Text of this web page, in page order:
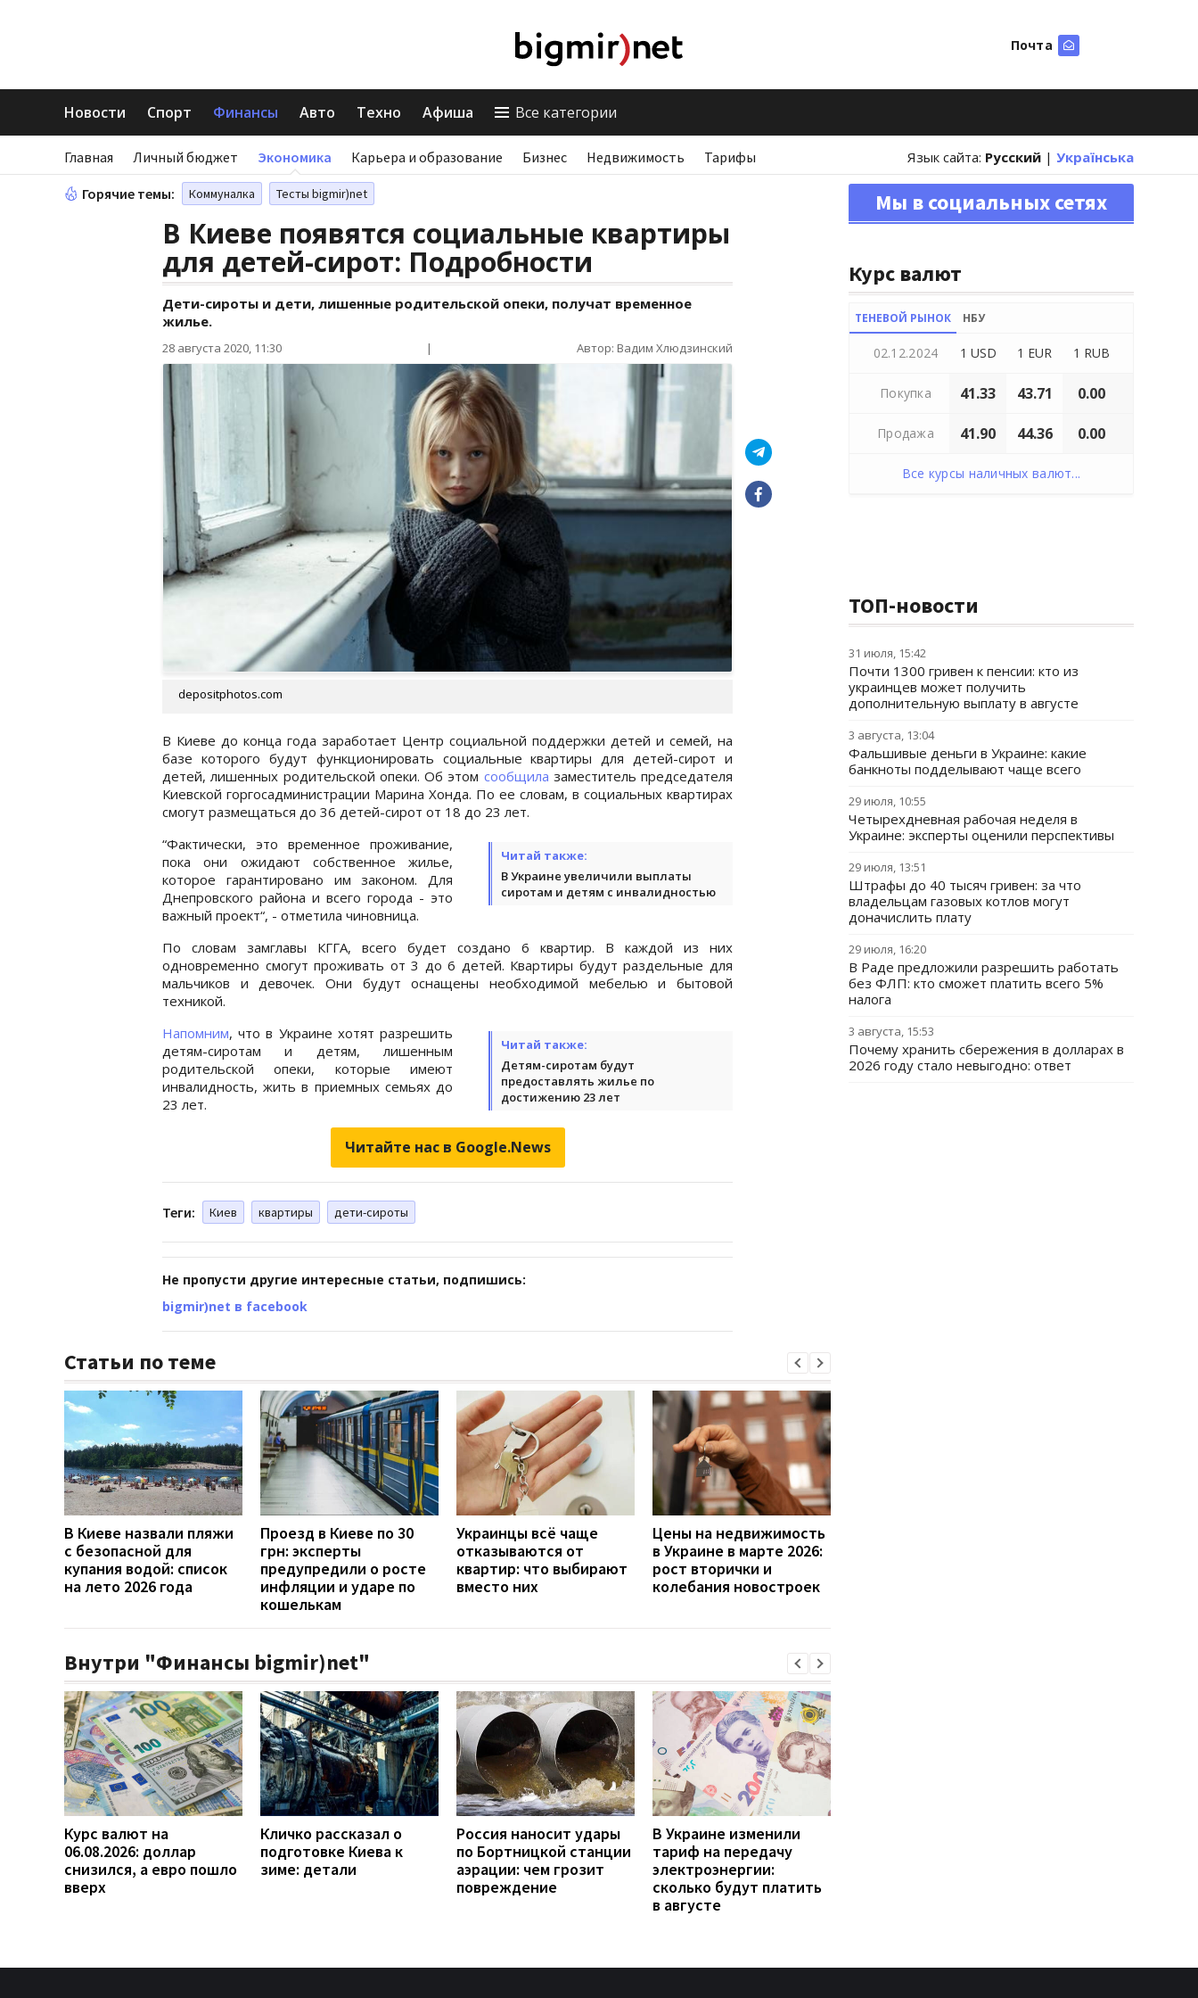
Почта
Новости Спорт Финансы Авто Техно Афиша Все категории
Главная Личный бюджет Экономика Карьера и образование Бизнес Недвижимость Тарифы Язык сайта: Русский | Українська
Горячие темы: Коммуналка Тесты bigmir)net
В Киеве появятся социальные квартиры
для детей-сирот: Подробности
Дети-сироты и дети, лишенные родительской опеки, получат временное
жилье.
28 августа 2020, 11:30 | Автор: Вадим Хлюдзинский
depositphotos.com
В Киеве до конца года заработает Центр социальной поддержки детей и семей, на
базе которого будут функционировать социальные квартиры для детей-сирот и
детей, лишенных родительской опеки. Об этом сообщила заместитель председателя
Киевской горгосадминистрации Марина Хонда. По ее словам, в социальных квартирах
смогут размещаться до 36 детей-сирот от 18 до 23 лет.
Читай также:
В Украине увеличили выплаты
сиротам и детям с инвалидностью
“Фактически, это временное проживание,
пока они ожидают собственное жилье,
которое гарантировано им законом. Для
Днепровского района и всего города - это
важный проект“, - отметила чиновница.
По словам замглавы КГГА, всего будет создано 6 квартир. В каждой из них
одновременно смогут проживать от 3 до 6 детей. Квартиры будут раздельные для
мальчиков и девочек. Они будут оснащены необходимой мебелью и бытовой
техникой.
Читай также:
Детям-сиротам будут
предоставлять жилье по
достижению 23 лет
Напомним, что в Украине хотят разрешить
детям-сиротам и детям, лишенным
родительской опеки, которые имеют
инвалидность, жить в приемных семьях до
23 лет.
Читайте нас в Google.News
Теги: Киев квартиры дети-сироты
Не пропусти другие интересные статьи, подпишись:
bigmir)net в facebook
Статьи по теме
В Киеве назвали пляжи
с безопасной для
купания водой: список
на лето 2026 года
Проезд в Киеве по 30
грн: эксперты
предупредили о росте
инфляции и ударе по
кошелькам
Украинцы всё чаще
отказываются от
квартир: что выбирают
вместо них
Цены на недвижимость
в Украине в марте 2026:
рост вторички и
колебания новостроек
Внутри "Финансы bigmir)net"
Курс валют на
06.08.2026: доллар
снизился, а евро пошло
вверх
Кличко рассказал о
подготовке Киева к
зиме: детали
Россия наносит удары
по Бортницкой станции
аэрации: чем грозит
повреждение
В Украине изменили
тариф на передачу
электроэнергии:
сколько будут платить
в августе
Мы в социальных сетях
Курс валют
ТЕНЕВОЙ РЫНОК НБУ
02.12.2024 1 USD 1 EUR 1 RUB
Покупка 41.33 43.71 0.00
Продажа 41.90 44.36 0.00
Все курсы наличных валют...
ТОП-новости
31 июля, 15:42
Почти 1300 гривен к пенсии: кто из
украинцев может получить
дополнительную выплату в августе
3 августа, 13:04
Фальшивые деньги в Украине: какие
банкноты подделывают чаще всего
29 июля, 10:55
Четырехдневная рабочая неделя в
Украине: эксперты оценили перспективы
29 июля, 13:51
Штрафы до 40 тысяч гривен: за что
владельцам газовых котлов могут
доначислить плату
29 июля, 16:20
В Раде предложили разрешить работать
без ФЛП: кто сможет платить всего 5%
налога
3 августа, 15:53
Почему хранить сбережения в долларах в
2026 году стало невыгодно: ответ